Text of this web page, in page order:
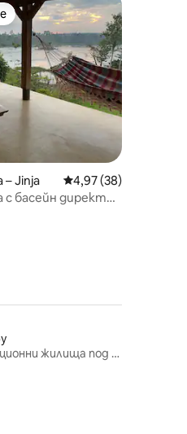
– Jinja Средна оценка:
4,97 (38)
басейн директно
Ваканционни жилища под наем